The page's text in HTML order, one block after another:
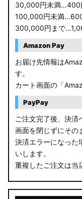
30,000円未満…400
100,000円未満
300,000円まで
Amazon Pay
お届け先情報は
す。
カート画面の「
PayPay
ご注文完了後、決済
画面を閉じずにその
決済エラーになった
いします。
重複したご注文は当